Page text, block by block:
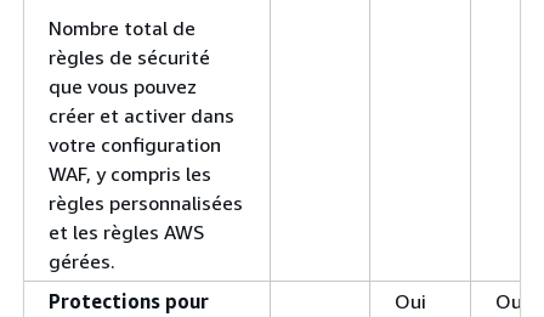
Nombre total de
règles de sécurité
que vous pouvez
créer et activer dans
votre configuration
WAF, y compris les
règles personnalisées
et les règles AWS
gérées.
Protections pour
Oui Oui